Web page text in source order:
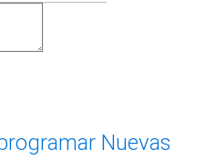
Nuevas